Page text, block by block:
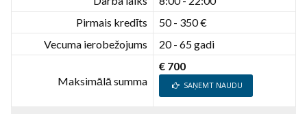
Pirmais kredīts
50 - 350 €
Vecuma ierobežojums
20 - 65 gadi
Maksimālā summa
€ 700
SAŅEMT NAUDU